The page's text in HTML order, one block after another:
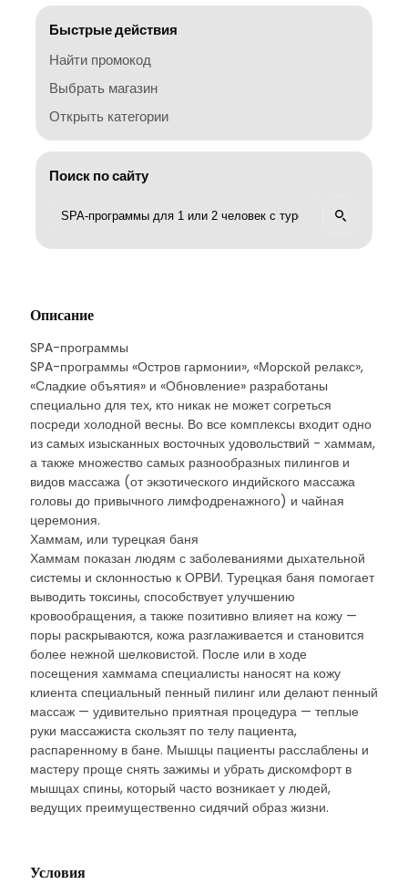
Быстрые действия
Найти промокод
Выбрать магазин
Открыть категории
Поиск по сайту
Описание
SPA-программы
SPA-программы «Остров гармонии», «Морской релакс»,
«Сладкие объятия» и «Обновление» разработаны
специально для тех, кто никак не может согреться
посреди холодной весны. Во все комплексы входит одно
из самых изысканных восточных удовольствий - хаммам,
а также множество самых разнообразных пилингов и
видов массажа (от экзотического индийского массажа
головы до привычного лимфодренажного) и чайная
церемония.
Хаммам, или турецкая баня
Хаммам показан людям с заболеваниями дыхательной
системы и склонностью к ОРВИ. Турецкая баня помогает
выводить токсины, способствует улучшению
кровообращения, а также позитивно влияет на кожу —
поры раскрываются, кожа разглаживается и становится
более нежной шелковистой. После или в ходе
посещения хаммама специалисты наносят на кожу
клиента специальный пенный пилинг или делают пенный
массаж — удивительно приятная процедура — теплые
руки массажиста скользят по телу пациента,
распаренному в бане. Мышцы пациенты расслаблены и
мастеру проще снять зажимы и убрать дискомфорт в
мышцах спины, который часто возникает у людей,
ведущих преимущественно сидячий образ жизни.
Условия